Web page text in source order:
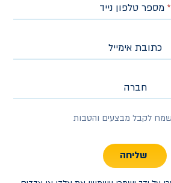
מספר טלפון נייד *
כתובת אימייל
חברה
לקבל מבצעים והטבות
שליחה